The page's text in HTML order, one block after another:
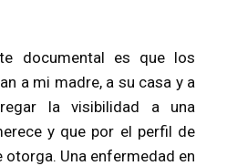
documental es que los
a mi madre, a su casa y a
la visibilidad a una
y que por el perfil de
Una enfermedad en